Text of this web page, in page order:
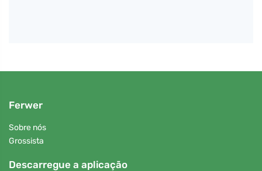
Ferwer
Sobre nós
Grossista
Descarregue a aplicação